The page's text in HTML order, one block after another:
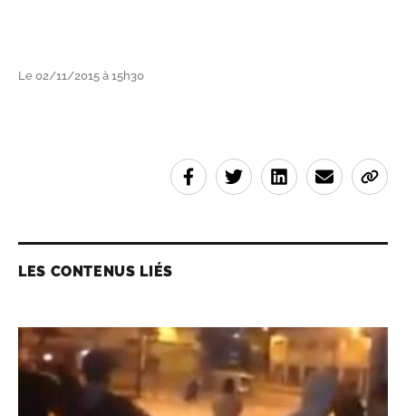
Le 02/11/2015 à 15h30
LES CONTENUS LIÉS